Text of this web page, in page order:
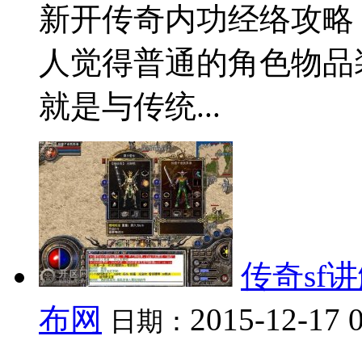
新开传奇内功经络攻
人觉得普通的角色物
就是与传统...
传奇sf
布网
日期： 2015-12-17